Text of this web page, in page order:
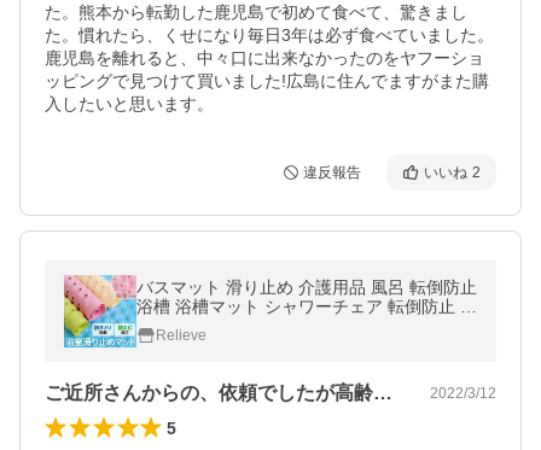
た。熊本から転勤した鹿児島で初めて食べて、驚きまし
た。慣れたら、くせになり毎日3年は必ず食べていました。
鹿児島を離れると、中々口に出来なかったのをヤフーショ
ッピングで見つけて買いました!広島に住んでますがまた購
入したいと思います。
違反報告 いいね 2
バスマット 滑り止め 介護用品 風呂 転倒防止
浴槽 浴槽マット シャワーチェア 転倒防止 お
年寄り 大判 浴室マット 子供 お風呂マット
薄型 浴槽滑り止めマット
Relieve
ご近所さんからの、依頼でしたが高齢者で… 2022/3/12
5